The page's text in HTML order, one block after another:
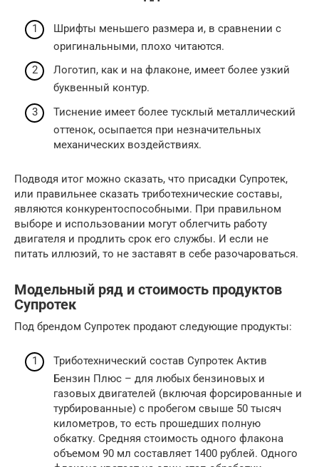
Шрифты меньшего размера и, в сравнении с
оригинальными, плохо читаются.
Логотип, как и на флаконе, имеет более узкий
буквенный контур.
Тиснение имеет более тусклый металлический
оттенок, осыпается при незначительных
механических воздействиях.
Подводя итог можно сказать, что присадки Супротек,
или правильнее сказать триботехнические составы,
являются конкурентоспособными. При правильном
выборе и использовании могут облегчить работу
двигателя и продлить срок его службы. И если не
питать иллюзий, то не заставят в себе разочароваться.
Модельный ряд и стоимость продуктов
Супротек
Под брендом Супротек продают следующие продукты:
Триботехнический состав Супротек Актив
Бензин Плюс – для любых бензиновых и
газовых двигателей (включая форсированные и
турбированные) с пробегом свыше 50 тысяч
километров, то есть прошедших полную
обкатку. Средняя стоимость одного флакона
объемом 90 мл составляет 1400 рублей. Одного